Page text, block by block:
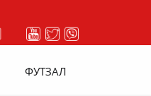
ФУТЗАЛ